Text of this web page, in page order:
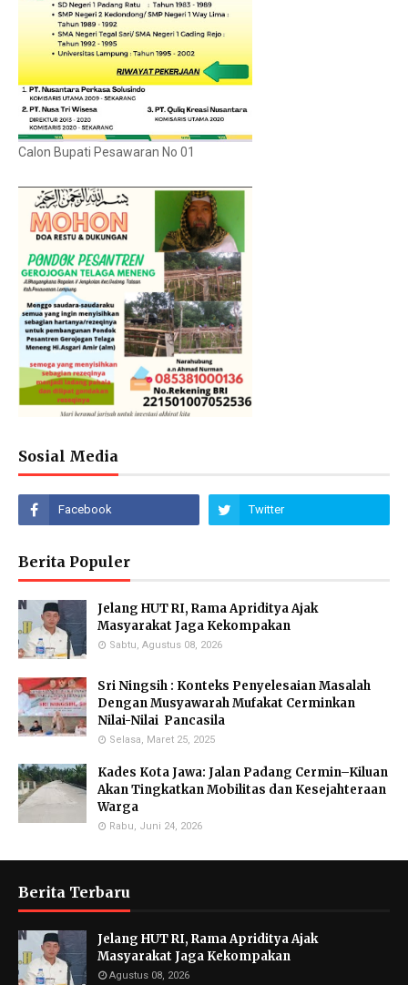
Calon Bupati Pesawaran No 01
Sosial Media
Berita Populer
Jelang HUT RI, Rama Apriditya Ajak
Masyarakat Jaga Kekompakan
Sabtu, Agustus 08, 2026
Sri Ningsih : Konteks Penyelesaian Masalah
Dengan Musyawarah Mufakat Cerminkan
Nilai-Nilai Pancasila
Selasa, Maret 25, 2025
Kades Kota Jawa: Jalan Padang Cermin–Kiluan
Akan Tingkatkan Mobilitas dan Kesejahteraan
Warga
Rabu, Juni 24, 2026
Berita Terbaru
Jelang HUT RI, Rama Apriditya Ajak
Masyarakat Jaga Kekompakan
Agustus 08, 2026